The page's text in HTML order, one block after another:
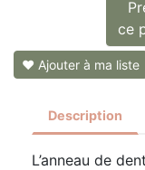
ce
❤ Ajouter à ma liste
Description
L’anneau de